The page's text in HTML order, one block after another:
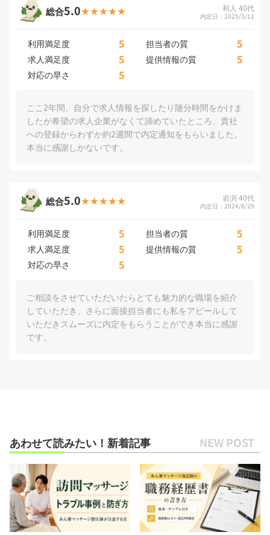
総合5.0 和人 40代
内定日：2025/3/11
利用満足度 5 担当者の質 5
求人満足度 5 提供情報の質 5
対応の早さ 5
ここ2年間、自分で求人情報を探したり随分時間をかけま
したが希望の求人企業がなくて諦めていたところ、貴社
への登録からわずか約2週間で内定通知をもらいました。
本当に感謝しかないです。
総合5.0 岩渕 40代
内定日：2024/8/29
利用満足度 5 担当者の質 5
求人満足度 5 提供情報の質 5
対応の早さ 5
ご相談をさせていただいたらとても魅力的な職場を紹介
していただき、さらに面接担当者にも私をアピールして
いただきスムーズに内定をもらうことができ本当に感謝
です。
あわせて読みたい！新着記事